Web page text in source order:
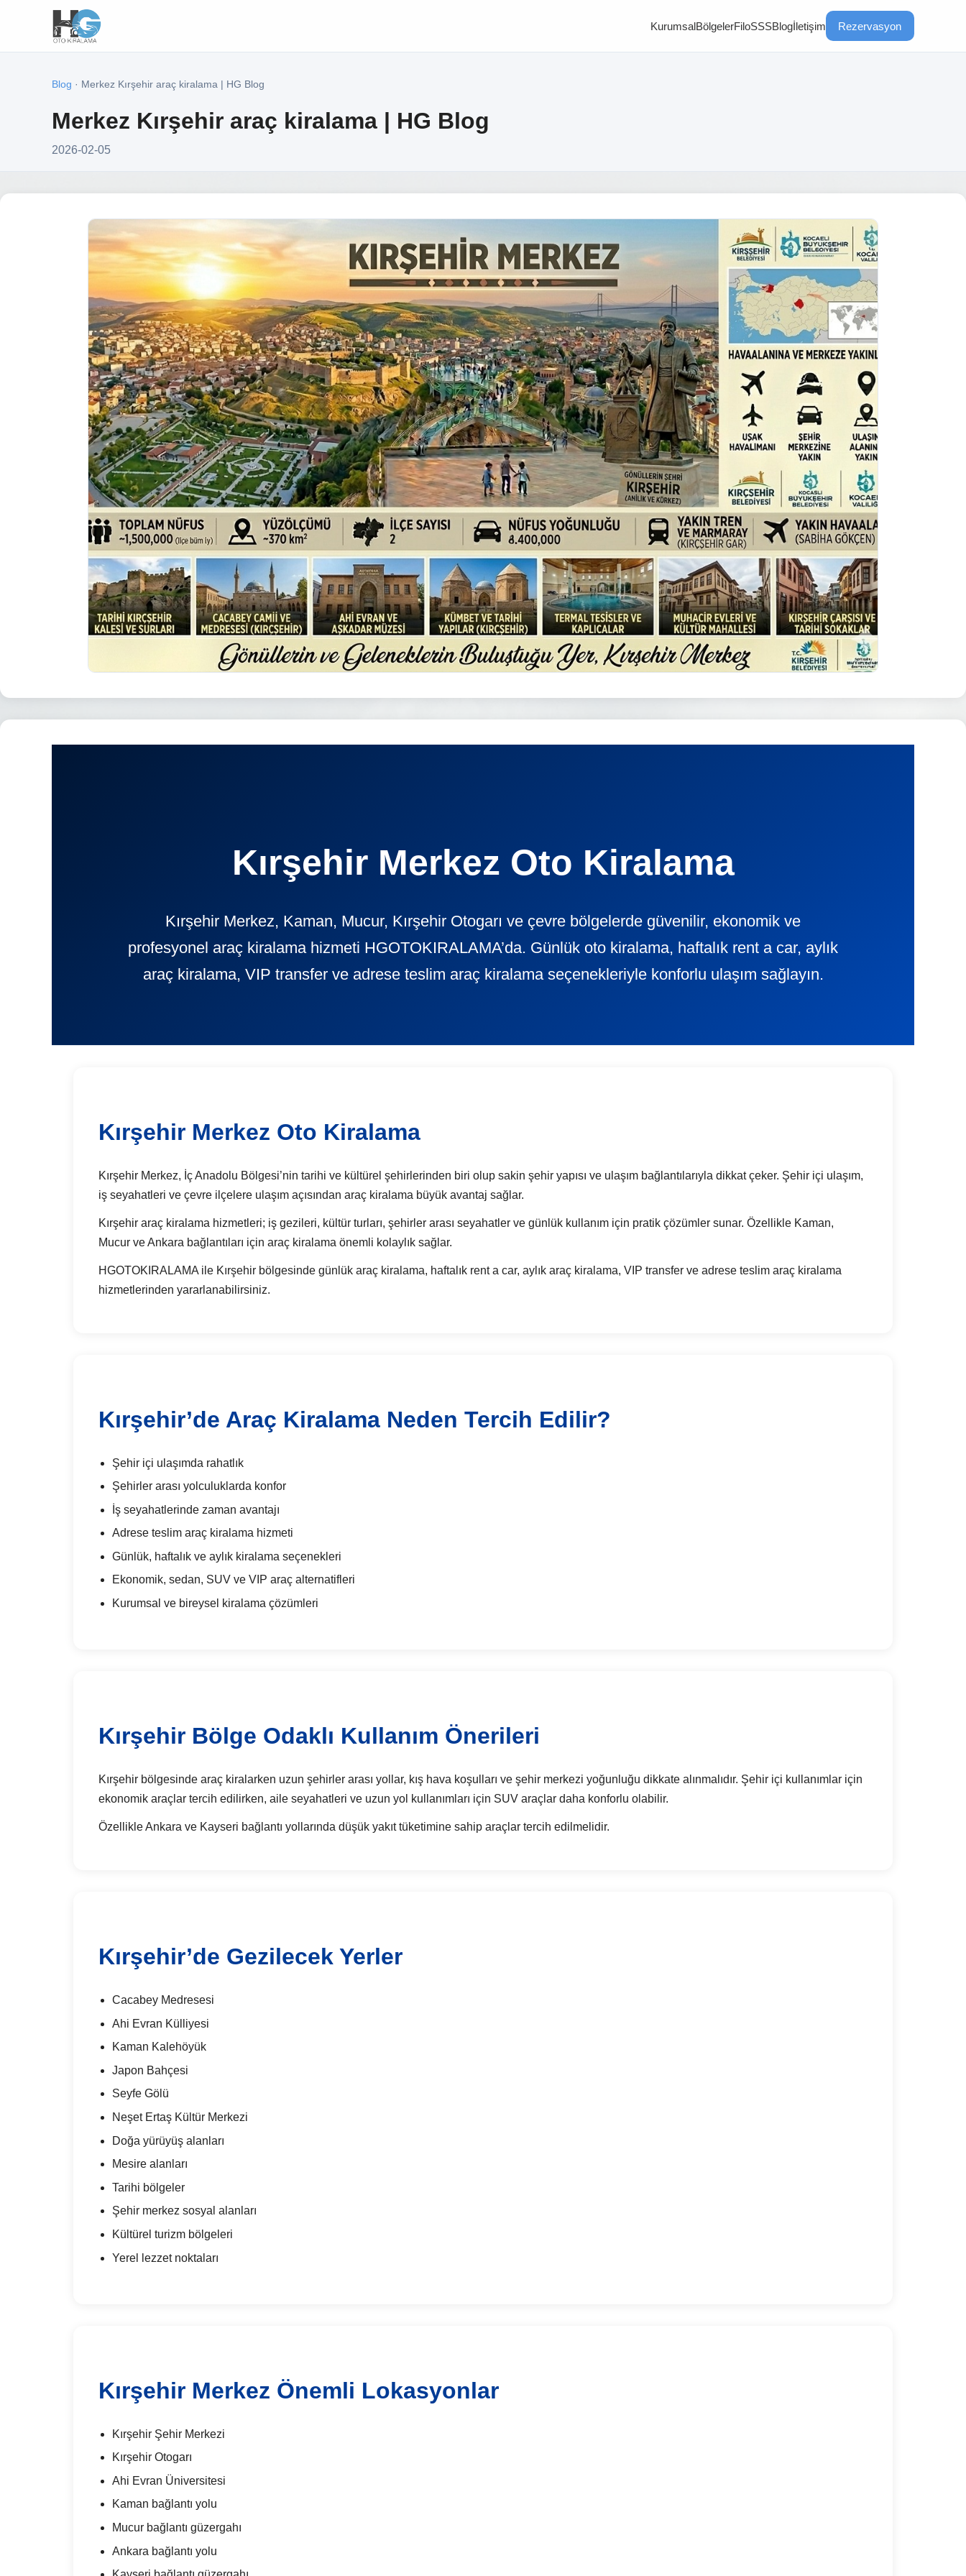
KurumsalBölgelerFiloSSSBlogİletişim Rezervasyon
Blog · Merkez Kırşehir araç kiralama | HG Blog
Merkez Kırşehir araç kiralama | HG Blog
2026-02-05
Kırşehir Merkez Oto Kiralama
Kırşehir Merkez, Kaman, Mucur, Kırşehir Otogarı ve çevre bölgelerde güvenilir, ekonomik ve
profesyonel araç kiralama hizmeti HGOTOKIRALAMA’da. Günlük oto kiralama, haftalık rent a car, aylık
araç kiralama, VIP transfer ve adrese teslim araç kiralama seçenekleriyle konforlu ulaşım sağlayın.
Kırşehir Merkez Oto Kiralama
Kırşehir Merkez, İç Anadolu Bölgesi’nin tarihi ve kültürel şehirlerinden biri olup sakin şehir yapısı ve ulaşım bağlantılarıyla dikkat çeker. Şehir içi ulaşım,
iş seyahatleri ve çevre ilçelere ulaşım açısından araç kiralama büyük avantaj sağlar.
Kırşehir araç kiralama hizmetleri; iş gezileri, kültür turları, şehirler arası seyahatler ve günlük kullanım için pratik çözümler sunar. Özellikle Kaman,
Mucur ve Ankara bağlantıları için araç kiralama önemli kolaylık sağlar.
HGOTOKIRALAMA ile Kırşehir bölgesinde günlük araç kiralama, haftalık rent a car, aylık araç kiralama, VIP transfer ve adrese teslim araç kiralama
hizmetlerinden yararlanabilirsiniz.
Kırşehir’de Araç Kiralama Neden Tercih Edilir?
Şehir içi ulaşımda rahatlık
Şehirler arası yolculuklarda konfor
İş seyahatlerinde zaman avantajı
Adrese teslim araç kiralama hizmeti
Günlük, haftalık ve aylık kiralama seçenekleri
Ekonomik, sedan, SUV ve VIP araç alternatifleri
Kurumsal ve bireysel kiralama çözümleri
Kırşehir Bölge Odaklı Kullanım Önerileri
Kırşehir bölgesinde araç kiralarken uzun şehirler arası yollar, kış hava koşulları ve şehir merkezi yoğunluğu dikkate alınmalıdır. Şehir içi kullanımlar için
ekonomik araçlar tercih edilirken, aile seyahatleri ve uzun yol kullanımları için SUV araçlar daha konforlu olabilir.
Özellikle Ankara ve Kayseri bağlantı yollarında düşük yakıt tüketimine sahip araçlar tercih edilmelidir.
Kırşehir’de Gezilecek Yerler
Cacabey Medresesi
Ahi Evran Külliyesi
Kaman Kalehöyük
Japon Bahçesi
Seyfe Gölü
Neşet Ertaş Kültür Merkezi
Doğa yürüyüş alanları
Mesire alanları
Tarihi bölgeler
Şehir merkez sosyal alanları
Kültürel turizm bölgeleri
Yerel lezzet noktaları
Kırşehir Merkez Önemli Lokasyonlar
Kırşehir Şehir Merkezi
Kırşehir Otogarı
Ahi Evran Üniversitesi
Kaman bağlantı yolu
Mucur bağlantı güzergahı
Ankara bağlantı yolu